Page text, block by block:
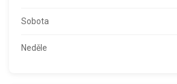
Sobota
Neděle